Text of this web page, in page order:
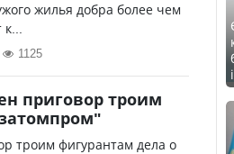
жилья добра более чем
к...
1125
приговор троим
троим фигурантам дела о